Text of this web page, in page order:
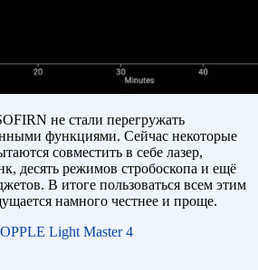
не стали перегружать
функциями. Сейчас некоторые
совместить в себе лазер,
десять режимов стробоскопа и ещё
В итоге пользоваться всем этим
намного честнее и проще.
OPPLE Light Master 4